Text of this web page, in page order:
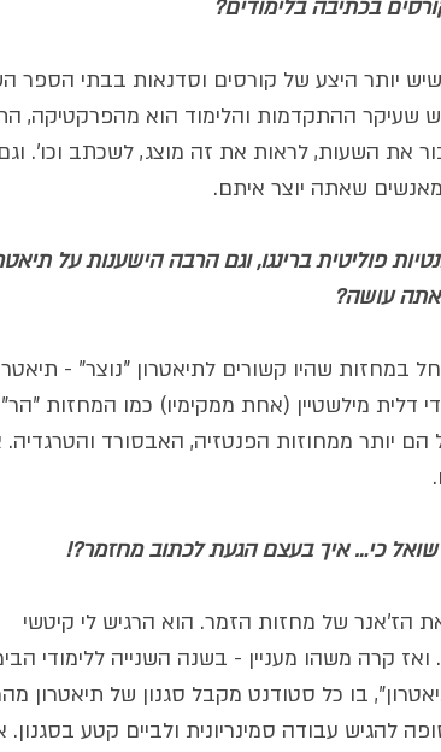
בכתיבה בלימודים?
יותר היצע של קורסים וסדנאות בבתי הספר
שעיקר ההתקדמות והלימוד הוא מהפרקטיקה,
את השעות, לראות את זה מוצג, לשכתב וכו'. וגם
שאתה יוצר איתם.
פוליטית ברינגו, וגם הרבה הישענות על
עושה?
במחזות שהיו קשורים לתיאטרון "נוצר" -
דלית מילשטיין (אחת ממקימיו) כמו המחזות
יותר ממחוזות הפנטזיה, האבסורד והטרגדיה.
שואל כי… איך בעצם הגעת לכתוב מחזמר?!
הז'אנר של מחזות הזמר. הוא הרגיש לי קיטשי
קרה משהו מעניין - בשנה השנייה ללימודי
בו כל סטודנט מקבל סגנון של תיאטרון
להגיש עבודה סמינריונית ולביים קטע בסגנון.